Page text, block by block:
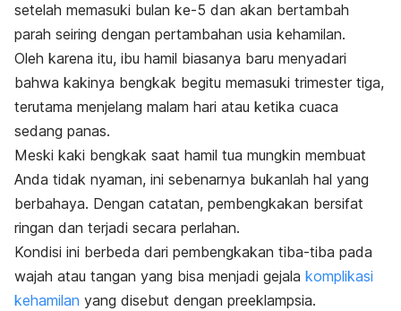
setelah memasuki bulan ke-5 dan akan bertambah
parah seiring dengan pertambahan usia kehamilan.
Oleh karena itu, ibu hamil biasanya baru menyadari
bahwa kakinya bengkak begitu memasuki trimester tiga,
terutama menjelang malam hari atau ketika cuaca
sedang panas.
Meski kaki bengkak saat hamil tua mungkin membuat
Anda tidak nyaman, ini sebenarnya bukanlah hal yang
berbahaya. Dengan catatan, pembengkakan bersifat
ringan dan terjadi secara perlahan.
Kondisi ini berbeda dari pembengkakan tiba-tiba pada
wajah atau tangan yang bisa menjadi gejala komplikasi
kehamilan yang disebut dengan preeklampsia.